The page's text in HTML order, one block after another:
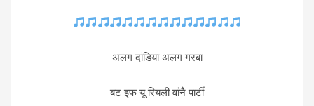
अलग दांडिया अलग गरबा
बट इफ यू रियली वांनै पार्टी